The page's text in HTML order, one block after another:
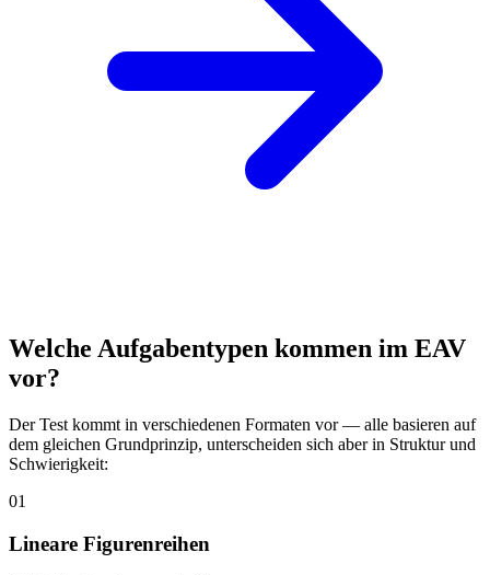
Welche Aufgabentypen kommen im EAV
vor?
Der Test kommt in verschiedenen Formaten vor — alle basieren auf
dem gleichen Grundprinzip, unterscheiden sich aber in Struktur und
Schwierigkeit:
01
Lineare Figurenreihen